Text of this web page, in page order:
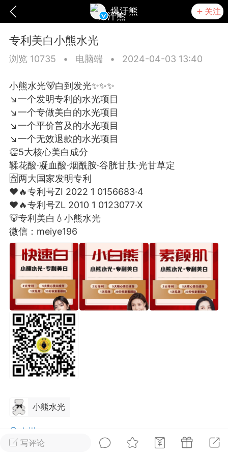
爆汗熊 关注
爆汗熊 卡卡动能素 无创溶斑术
美业357
每次200金币 点击购买
小熊水光
爆汗熊
脂
卡卡动能素
皇斯普拉雅
建术
DRYY面膜
爆款平台 Lv.8
26 23:18
电脑端 美业资讯
本/双效闪充，养出紧致小白脸！一、项
充小白罐 = 闪充大白肌（仪器）× 草本
产品）×极光嫩肤啫喱（产品）这是一套
护...写评论
专利美白小熊水光
浏览 10735 • 电脑端 • 2024-04-03 13:40
小熊水光🐻白到发光✨✨✨
↘一个发明专利的水光项目
↘一个专做美白的水光项目
↘一个平价普及的水光项目
↘一个无效退款的水光项目
👏5大核心美白成分
鞣花酸·凝血酸·烟酰胺·谷胱甘肽·光甘草定
🈴两大国家发明专利
❤🔥专利号ZI 2022 1 0156683·4
❤🔥专利号ZL 2010 1 0123077·X
🐻专利美白💧小熊水光
微信：meiye196
小熊水光
广州